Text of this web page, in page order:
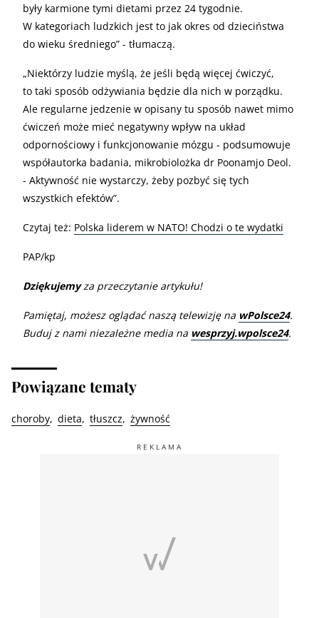
były karmione tymi dietami przez 24 tygodnie.
W kategoriach ludzkich jest to jak okres od dzieciństwa
do wieku średniego” - tłumaczą.
„Niektórzy ludzie myślą, że jeśli będą więcej ćwiczyć,
to taki sposób odżywiania będzie dla nich w porządku.
Ale regularne jedzenie w opisany tu sposób nawet mimo
ćwiczeń może mieć negatywny wpływ na układ
odpornościowy i funkcjonowanie mózgu - podsumowuje
współautorka badania, mikrobiolożka dr Poonamjo Deol.
- Aktywność nie wystarczy, żeby pozbyć się tych
wszystkich efektów”.
Czytaj też: Polska liderem w NATO! Chodzi o te wydatki
PAP/kp
Dziękujemyza przeczytanie artykułu!
Pamiętaj, możesz oglądać naszą telewizję na wPolsce24.
Buduj z nami niezależne media na wesprzyj.wpolsce24.
Powiązane tematy
choroby dieta tłuszcz żywność